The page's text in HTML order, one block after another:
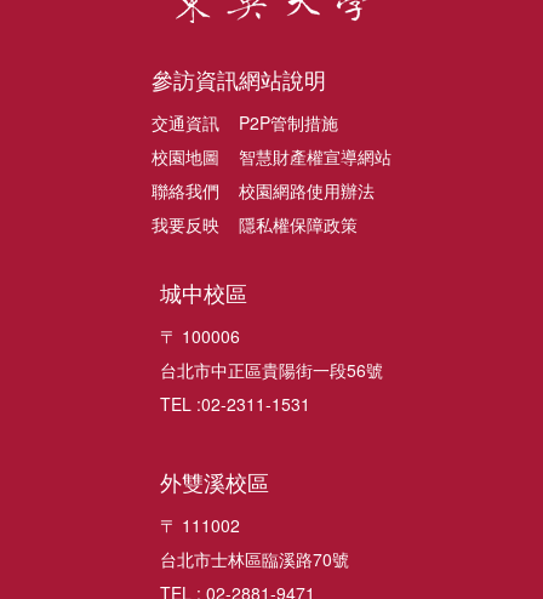
參訪資訊
交通資訊
校園地圖
聯絡我們
我要反映
網站說明
P2P管制措施
智慧財產權宣導網站
校園網路使用辦法
隱私權保障政策
城中校區
〒 100006
台北市中正區貴陽街一段56號
TEL :02-2311-1531
外雙溪校區
〒 111002
台北市士林區臨溪路70號
TEL : 02-2881-9471